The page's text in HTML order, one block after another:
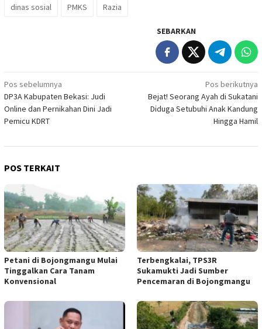
dinas sosial PMKS Razia
SEBARKAN
Navigasi
pos
Pos sebelumnya
DP3A Kabupaten Bekasi: Judi
Online dan Pernikahan Dini Jadi
Pemicu KDRT
Pos berikutnya
Bejat! Seorang Ayah di Sukatani
Diduga Setubuhi Anak Kandung
Hingga Hamil
POS TERKAIT
Petani di Bojongmangu Mulai
Tinggalkan Cara Tanam
Konvensional
Terbengkalai, TPS3R
Sukamukti Jadi Sumber
Pencemaran di Bojongmangu